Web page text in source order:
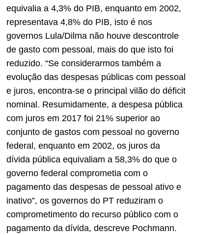
equivalia a 4,3% do PIB, enquanto em 2002,
representava 4,8% do PIB, isto é nos
governos Lula/Dilma não houve descontrole
de gasto com pessoal, mais do que isto foi
reduzido. “Se considerarmos também a
evolução das despesas públicas com pessoal
e juros, encontra-se o principal vilão do déficit
nominal. Resumidamente, a despesa pública
com juros em 2017 foi 21% superior ao
conjunto de gastos com pessoal no governo
federal, enquanto em 2002, os juros da
dívida pública equivaliam a 58,3% do que o
governo federal comprometia com o
pagamento das despesas de pessoal ativo e
inativo”, os governos do PT reduziram o
comprometimento do recurso público com o
pagamento da dívida, descreve Pochmann.